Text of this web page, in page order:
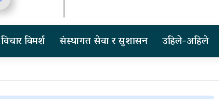
विचार विमर्श संस्थागत सेवा र सुशासन उहिले-अहिले
चीनको दबाबपछि तिब्बत
सम्मेलनमा दलाई लामाका
प्रतिनिधि नआउने
पुन: एमाले-नेकपा सहकार्यमा,